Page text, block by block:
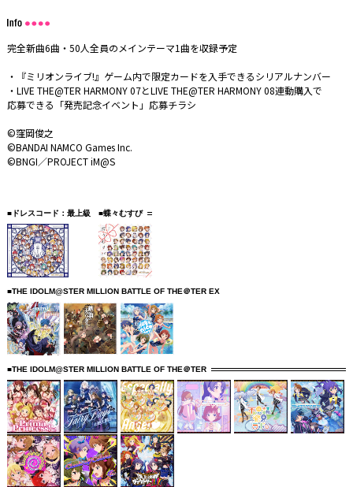
完全新曲6曲・50人全員のメインテーマ1曲を収録予定
・『ミリオンライブ!』ゲーム内で限定カードを入手できるシリアルナンバー
・LIVE THE@TER HARMONY 07とLIVE THE@TER HARMONY 08連動購入で
応募できる「発売記念イベント」応募チラシ
©窪岡俊之
©BANDAI NAMCO Games Inc.
©BNGI／PROJECT iM@S
■ドレスコード：最上級 ■蝶々むすび
■THE IDOLM@STER MILLION BATTLE OF THE＠TER EX
■THE IDOLM@STER MILLION BATTLE OF THE＠TER